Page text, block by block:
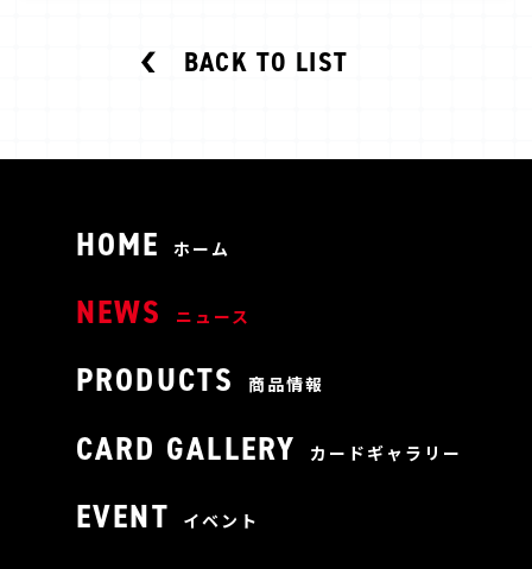
BACK TO LIST
HOME ホーム
NEWS ニュース
PRODUCTS 商品情報
CARD GALLERY カードギャラリー
EVENT イベント